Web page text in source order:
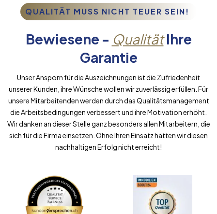
QUALITÄT MUSS NICHT TEUER SEIN!
Bewiesene - QualitätIhre
Garantie
Unser Ansporn für die Auszeichnungen ist die Zufriedenheit
unserer Kunden, ihre Wünsche wollen wir zuverlässig erfüllen. Für
unsere Mitarbeitenden werden durch das Qualitätsmanagement
die Arbeitsbedingungen verbessert und ihre Motivation erhöht.
Wir danken an dieser Stelle ganz besonders allen Mitarbeitern, die
sich für die Firma einsetzen. Ohne Ihren Einsatz hätten wir diesen
nachhaltigen Erfolg nicht erreicht!